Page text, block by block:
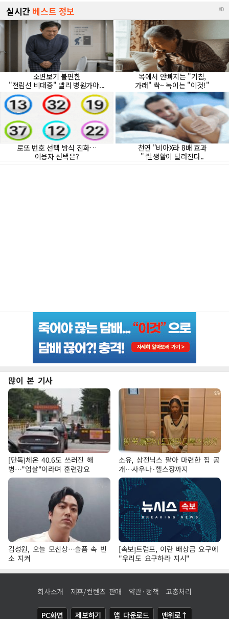
많이 본 기사
[단독]체온 40.6도 쓰러진 해
병…"엄살"이라며 훈련강요
소유, 삼전닉스 팔아 마련한 집 공
개…사우나·헬스장까지
김성원, 오늘 모친상…슬픔 속 빈
소 지켜
[속보]트럼프, 이란 배상금 요구에
"우리도 요구하라 지시"
회사소개 제휴/컨텐츠 판매 약관·정책 고충처리
PC화면 제보하기 앱 다운로드 맨위로↑